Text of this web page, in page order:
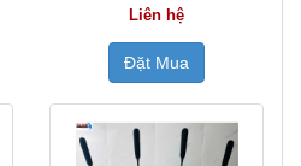
Liên hệ
Đặt Mua